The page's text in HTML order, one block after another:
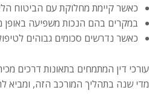
כאשר קיימת מחלוקת עם הביטוח
במקרים בהם הנכות משפיעה
כאשר נדרשים סכומים גבוהים
עורכי דין המתמחים בתאונות דרכים
מדי שנה בתהליך המורכב הזה, ומביא